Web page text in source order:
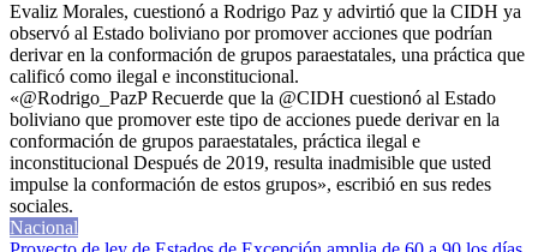
Evaliz Morales, cuestionó a Rodrigo Paz y advirtió que la CIDH ya
observó al Estado boliviano por promover acciones que podrían
derivar en la conformación de grupos paraestatales, una práctica que
calificó como ilegal e inconstitucional.
«@Rodrigo_PazP Recuerde que la @CIDH cuestionó al Estado
boliviano que promover este tipo de acciones puede derivar en la
conformación de grupos paraestatales, práctica ilegal e
inconstitucional Después de 2019, resulta inadmisible que usted
impulse la conformación de estos grupos», escribió en sus redes
sociales.
Nacional